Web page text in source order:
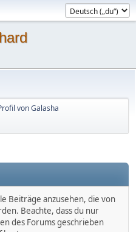
von Galasha
Beiträge anzusehen, die von
Beachte, dass du nur
des Forums geschrieben